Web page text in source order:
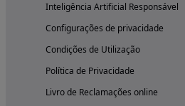
Inteligência Artificial Responsável
Configurações de privacidade
Condições de Utilização
Política de Privacidade
Livro de Reclamações online